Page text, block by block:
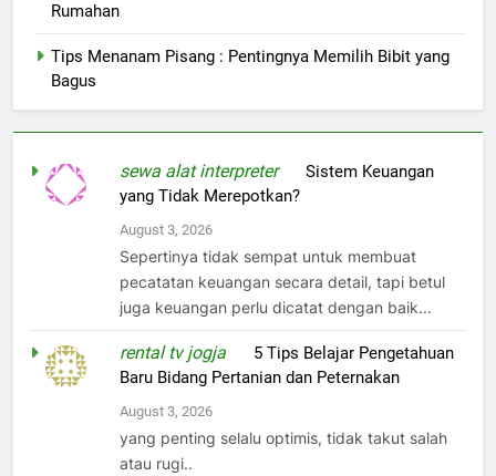
Rumahan
Tips Menanam Pisang : Pentingnya Memilih Bibit yang
Bagus
sewa alat interpreteronSistem Keuangan
yang Tidak Merepotkan?
August 3, 2026
Sepertinya tidak sempat untuk membuat
pecatatan keuangan secara detail, tapi betul
juga keuangan perlu dicatat dengan baik...
rental tv jogja
5 Tips Belajar Pengetahuan
Baru Bidang Pertanian dan Peternakan
August 3, 2026
yang penting selalu optimis, tidak takut salah
atau rugi..